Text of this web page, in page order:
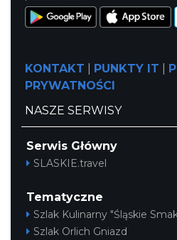
KONTAKT PUNKTY IT
PRYWATNOŚCI
NASZE SERWISY
Serwis Główny
SLASKIE.travel
Tematyczne
Szlak Kulinarny "Śląskie
Szlak Orlich Gniazd